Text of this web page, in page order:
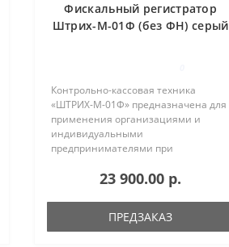
Фискальный регистратор
Штрих-М-01Ф (без ФН) серый
Контрольно-кассовая техника
«ШТРИХ-М-01Ф» предназначена для
применения организациями и
индивидуальными
предпринимателями при
применяется только при наличии
установленного внутри её корпуса
фискального накопителя. ..
23 900.00 р.
ПРЕДЗАКАЗ